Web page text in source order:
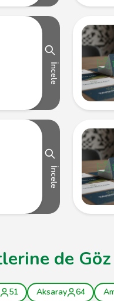
İncele
İncele
de
51 Aksaray 64